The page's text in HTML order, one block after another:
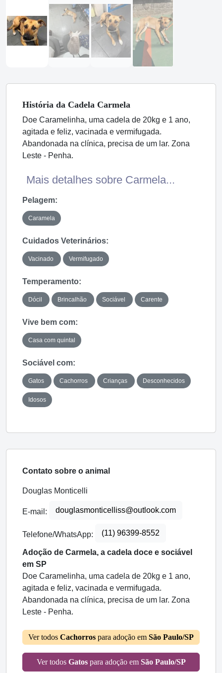
História da Cadela Carmela
Doe Caramelinha, uma cadela de 20kg e 1 ano,
agitada e feliz, vacinada e vermifugada.
Abandonada na clínica, precisa de um lar. Zona
Leste - Penha.
Mais detalhes sobre Carmela...
Pelagem:
Caramela
Cuidados Veterinários:
Vacinado Vermifugado
Temperamento:
Dócil Brincalhão Sociável Carente
Vive bem com:
Casa com quintal
Sociável com:
Gatos Cachorros Crianças Desconhecidos
Idosos
Contato sobre o animal
Douglas Monticelli
E-mail: douglasmonticelliss@outlook.com
Telefone/WhatsApp: (11) 96399-8552
Adoção de Carmela, a cadela doce e sociável
em SP
Doe Caramelinha, uma cadela de 20kg e 1 ano,
agitada e feliz, vacinada e vermifugada.
Abandonada na clínica, precisa de um lar. Zona
Leste - Penha.
Ver todos Cachorros para adoção em São Paulo/SP
Ver todos Gatospara adoção em São Paulo/SP